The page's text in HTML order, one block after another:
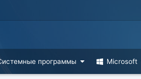
программы Microsoft